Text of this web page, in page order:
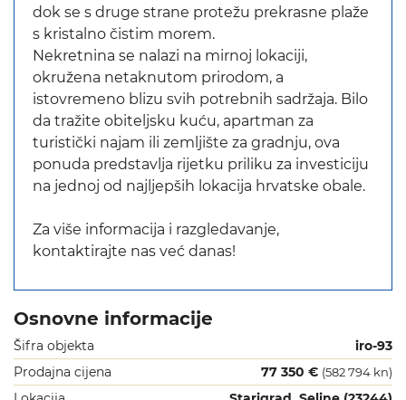
dok se s druge strane protežu prekrasne plaže
s kristalno čistim morem.
Nekretnina se nalazi na mirnoj lokaciji,
okružena netaknutom prirodom, a
istovremeno blizu svih potrebnih sadržaja. Bilo
da tražite obiteljsku kuću, apartman za
turistički najam ili zemljište za gradnju, ova
ponuda predstavlja rijetku priliku za investiciju
na jednoj od najljepših lokacija hrvatske obale.
Za više informacija i razgledavanje,
kontaktirajte nas već danas!
Osnovne informacije
Šifra objekta
iro-93
Prodajna cijena
77 350 € (582 794 kn)